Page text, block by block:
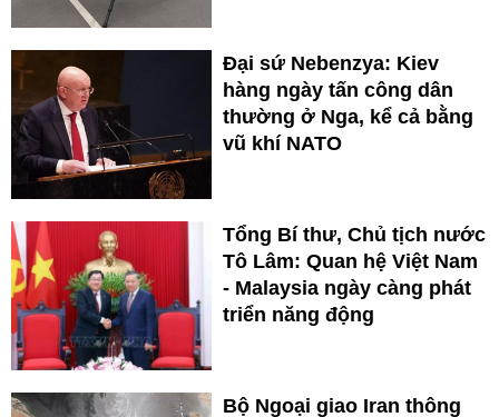
Đại sứ Nebenzya: Kiev
hàng ngày tấn công dân
thường ở Nga, kể cả bằng
vũ khí NATO
Tổng Bí thư, Chủ tịch nước
Tô Lâm: Quan hệ Việt Nam
- Malaysia ngày càng phát
triển năng động
Bộ Ngoại giao Iran thông